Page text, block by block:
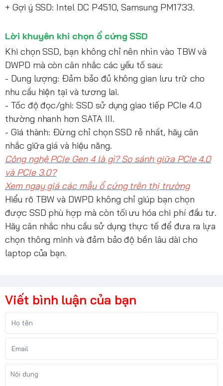
+ Gợi ý SSD: Intel DC P4510, Samsung PM1733.
Lời khuyên khi chọn ổ cứng SSD
Khi chọn SSD, bạn không chỉ nên nhìn vào TBW và
DWPD mà còn cân nhắc các yếu tố sau:
- Dung lượng: Đảm bảo đủ không gian lưu trữ cho
nhu cầu hiện tại và tương lai.
- Tốc độ đọc/ghi: SSD sử dụng giao tiếp PCIe 4.0
thường nhanh hơn SATA III.
- Giá thành: Đừng chỉ chọn SSD rẻ nhất, hãy cân
nhắc giữa giá và hiệu năng.
Công nghệ PCIe Gen 4 là gì? So sánh giữa PCIe 4.0
và PCIe 3.0?
Xem ngay giá các mẫu ổ cứng trên thị trường
Hiểu rõ TBW và DWPD không chỉ giúp bạn chọn
được SSD phù hợp mà còn tối ưu hóa chi phí đầu tư.
Hãy cân nhắc nhu cầu sử dụng thực tế để đưa ra lựa
chọn thông minh và đảm bảo độ bền lâu dài cho
laptop của bạn.
Viết bình luận của bạn